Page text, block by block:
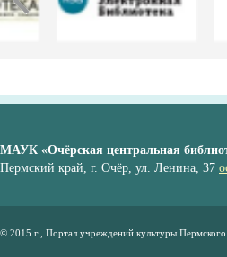
МАУК «Очёрская центральная
Пермский край, г. Очёр, ул. Ленина, 37
© 2015 г., Портал учреждений культуры Пермского